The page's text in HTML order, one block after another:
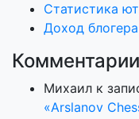
Статистика
Доход
Михаил к
«Arslanov